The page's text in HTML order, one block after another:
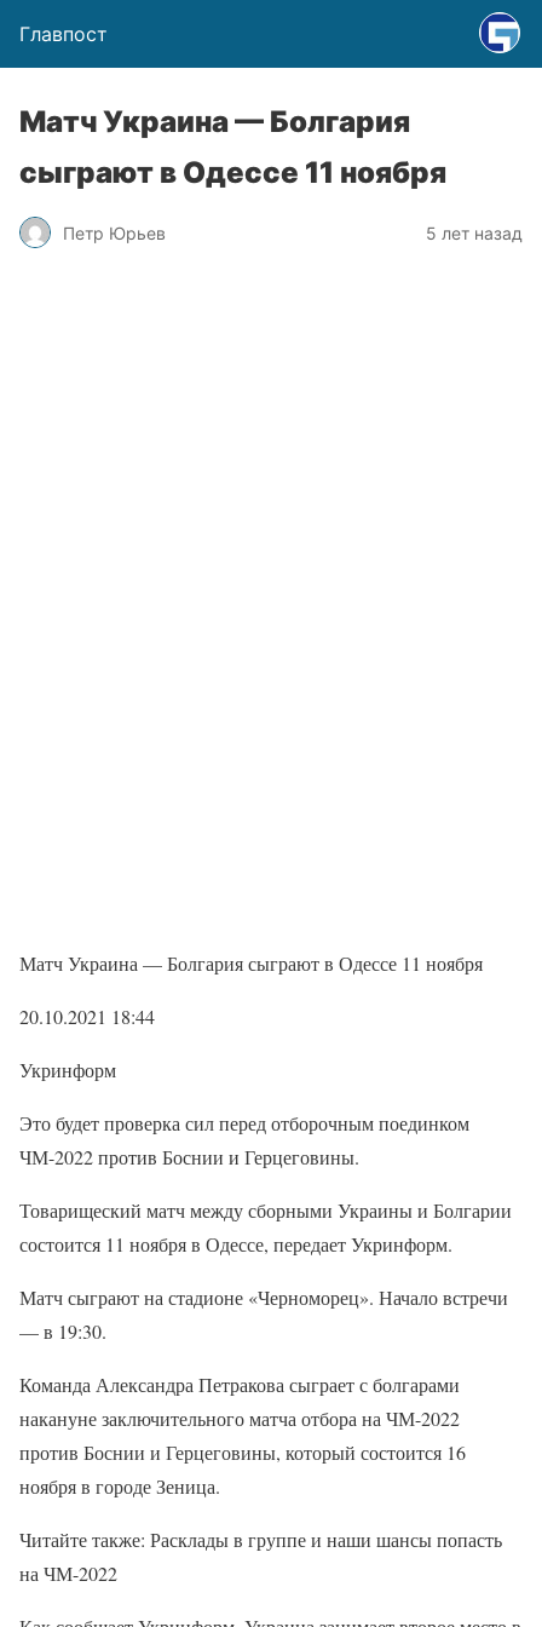
Главпост
Матч Украина — Болгария
сыграют в Одессе 11 ноября
Петр Юрьев 5 лет назад
Матч Украина — Болгария сыграют в Одессе 11 ноября
20.10.2021 18:44
Укринформ
Это будет проверка сил перед отборочным поединком
ЧМ-2022 против Боснии и Герцеговины.
Товарищеский матч между сборными Украины и Болгарии
состоится 11 ноября в Одессе, передает Укринформ.
Матч сыграют на стадионе «Черноморец». Начало встречи
— в 19:30.
Команда Александра Петракова сыграет с болгарами
накануне заключительного матча отбора на ЧМ-2022
против Боснии и Герцеговины, который состоится 16
ноября в городе Зеница.
Читайте также: Расклады в группе и наши шансы попасть
на ЧМ-2022